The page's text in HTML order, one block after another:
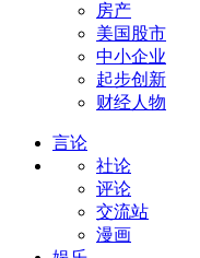
房产
美国股市
中小企业
起步创新
财经人物
言论
社论
评论
交流站
漫画